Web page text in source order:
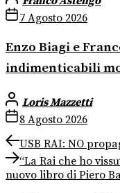
7 Agosto 2026
Enzo Biagi e
indimenticabili
Loris Mazzetti
8 Agosto 2026
Navigazione
articoli
Previous
post:
USB RAI: NO
Next
post:
“La Rai che ho
nuovo libro di Piero